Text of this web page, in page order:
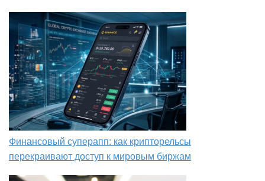
Финансовый суперапп: как крипторельсы
перекраивают доступ к мировым биржам